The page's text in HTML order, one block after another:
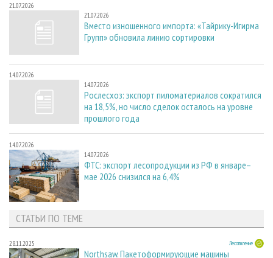
21.07.2026
21.07.2026
Вместо изношенного импорта: «Тайрику-Игирма
Групп» обновила линию сортировки
14.07.2026
14.07.2026
Рослесхоз: экспорт пиломатериалов сократился
на 18,5%, но число сделок осталось на уровне
прошлого года
14.07.2026
14.07.2026
ФТС: экспорт лесопродукции из РФ в январе–
мае 2026 снизился на 6,4%
СТАТЬИ ПО ТЕМЕ
28.11.2025 Лесопиление
Northsaw. Пакетоформирующие машины